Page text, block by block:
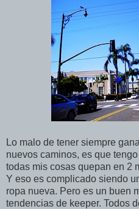
Lo malo de tener siempre
nuevos caminos, es que
todas mis cosas quepan en 2
Y eso es complicado siendo
ropa nueva. Pero es un buen
tendencias de keeper. Todos